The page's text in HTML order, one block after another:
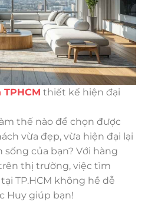
thiết kế hiện đại
thế nào để chọn được
vừa đẹp, vừa hiện đại lại
của bạn? Với hàng
thị trường, việc tìm
TP.HCM không hề dễ
Huy giúp bạn!